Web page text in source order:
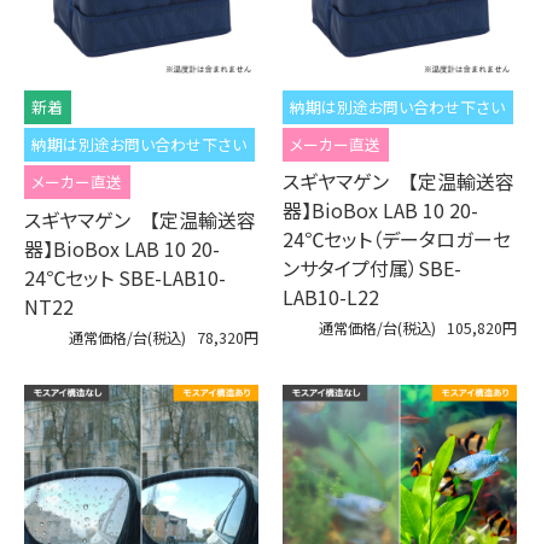
納期は別途お問い合わせ下さい
メーカー直送
スギヤマゲン 【定温輸送容
器】BioBox LAB 10 20-
24℃セット SBE-LAB10-
NT22
通常価格/台(税込) 78,320円
納期は別途お問い合わせ下さい
メーカー直送
スギヤマゲン 【定温輸送容
器】BioBox LAB 10 20-
24℃セット（データロガーセ
ンサタイプ付属）SBE-
LAB10-L22
通常価格/台(税込) 105,820円